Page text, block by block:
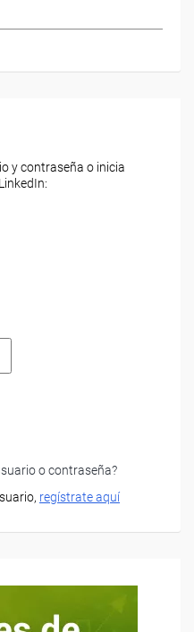
y contraseña o inicia
o contraseña?
regístrate aquí